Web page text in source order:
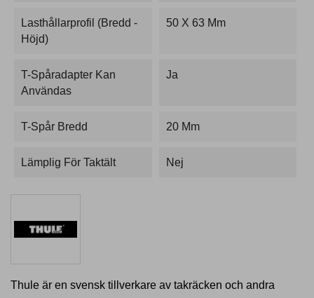
Lasthållarprofil (bredd -
Höjd)
50 X 63 Mm
T-Spåradapter Kan
Användas
Ja
T-Spår Bredd 20 Mm
Lämplig För Taktält Nej
Thule är en svensk tillverkare av takräcken och andra